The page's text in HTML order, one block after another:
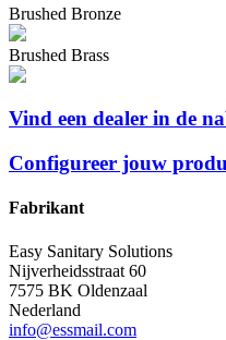
Brushed Bronze
Brushed Brass
Vind een dealer in de
Configureer jouw
Fabrikant
Easy Sanitary Solutions
Nijverheidsstraat 60
7575 BK Oldenzaal
Nederland
info@essmail.com